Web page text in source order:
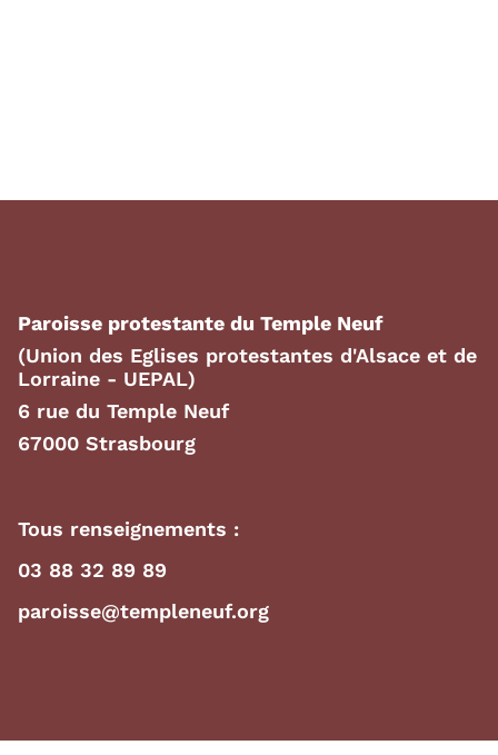
Paroisse protestante du Temple Neuf
(Union des Eglises protestantes d'Alsace et de
Lorraine - UEPAL)
6 rue du Temple Neuf
67000 Strasbourg
Tous renseignements :
03 88 32 89 89
paroisse@templeneuf.org